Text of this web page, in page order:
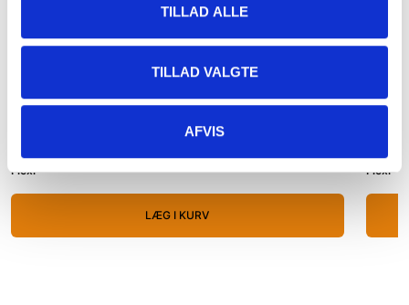
TILLAD ALLE
TILLAD VALGTE
AFVIS
Flexi New Classic CAT rulleline 3M – sort
Flexi
LÆG I KURV
Flexi
Flexi